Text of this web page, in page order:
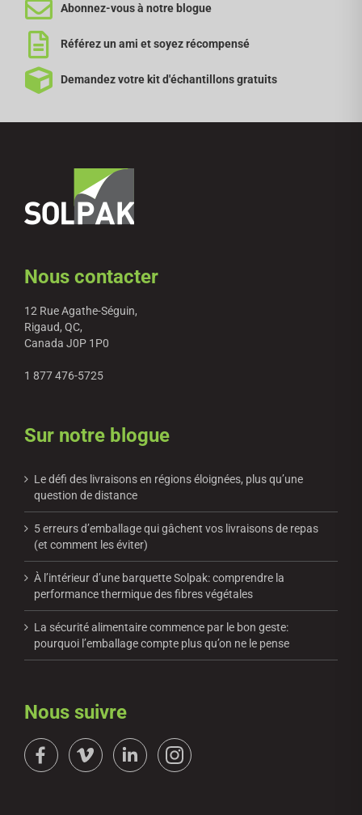
Abonnez-vous à notre blogue
Référez un ami et soyez récompensé
Demandez votre kit d'échantillons gratuits
Nous contacter
12 Rue Agathe-Séguin,
Rigaud, QC,
Canada J0P 1P0
1 877 476-5725
Sur notre blogue
Le défi des livraisons en régions éloignées, plus qu’une
question de distance
5 erreurs d’emballage qui gâchent vos livraisons de repas
(et comment les éviter)
À l’intérieur d’une barquette Solpak: comprendre la
performance thermique des fibres végétales
La sécurité alimentaire commence par le bon geste:
pourquoi l’emballage compte plus qu’on ne le pense
Nous suivre